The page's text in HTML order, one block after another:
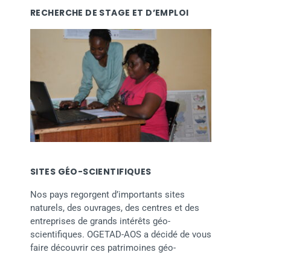
RECHERCHE DE STAGE ET D’EMPLOI
SITES GÉO-SCIENTIFIQUES
Nos pays regorgent d’importants sites
naturels, des ouvrages, des centres et des
entreprises de grands intérêts géo-
scientifiques. OGETAD-AOS a décidé de vous
faire découvrir ces patrimoines géo-